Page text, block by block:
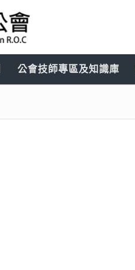
公會技師專區及知識庫